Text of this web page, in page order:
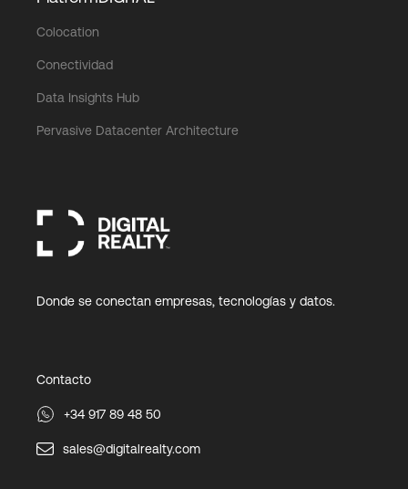
Colocation
Conectividad
Data Insights Hub
Pervasive Datacenter Architecture
Donde se conectan empresas, tecnologías y datos.
Contacto
+34 917 89 48 50
sales@digitalrealty.com